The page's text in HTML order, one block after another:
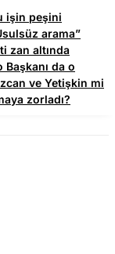
işin peşini
arama”
zan altında
Başkanı da o
ve Yetişkin mi
zorladı?